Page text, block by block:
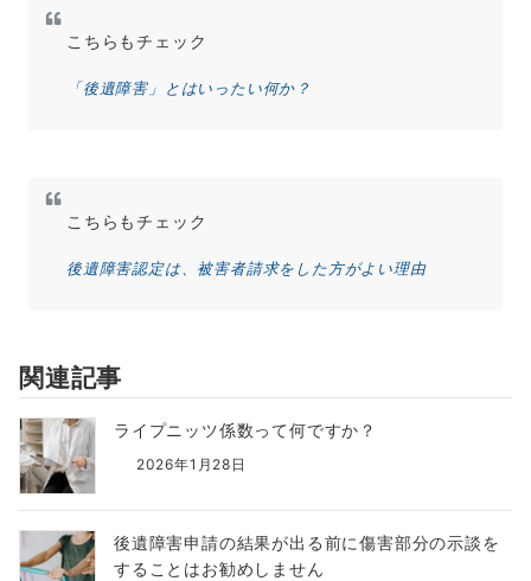
こちらもチェック
「後遺障害」とはいったい何か？
こちらもチェック
後遺障害認定は、被害者請求をした方がよい理由
関連記事
ライプニッツ係数って何ですか？
2026年1月28日
後遺障害申請の結果が出る前に傷害部分の示談を
することはお勧めしません